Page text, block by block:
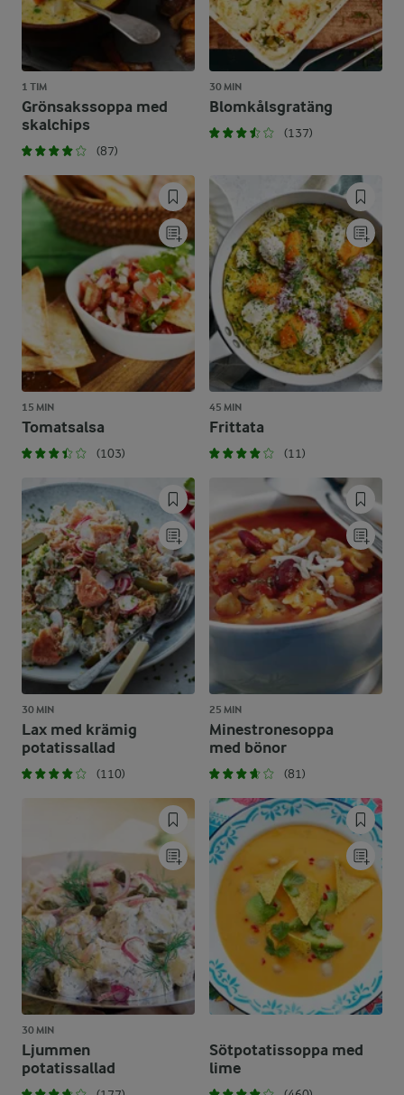
1 TIM
Grönsakssoppa med
skalchips
(87)
30 MIN
Blomkålsgratäng
(137)
15 MIN
Tomatsalsa
(103)
45 MIN
Frittata
(11)
30 MIN
Lax med krämig
potatissallad
(110)
25 MIN
Minestronesoppa
med bönor
(81)
30 MIN
Ljummen
potatissallad
Sötpotatissoppa med
lime